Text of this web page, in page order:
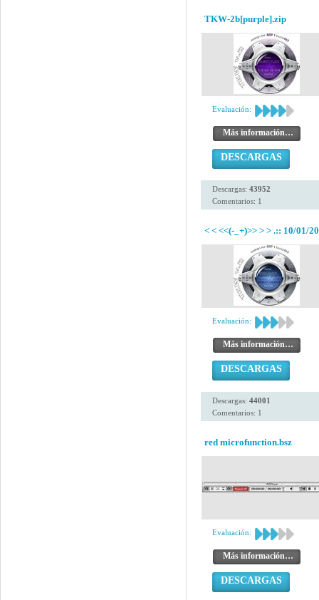
TKW-2b[purple].zip
Evaluación:
Más información…
DESCARGAS
Descargas: 43952
Comentarios: 1
< < <<(-_+)>> > > .:: 10/01/
Evaluación:
Más información…
DESCARGAS
Descargas: 44001
Comentarios: 1
red microfunction.bsz
Evaluación:
Más información…
DESCARGAS